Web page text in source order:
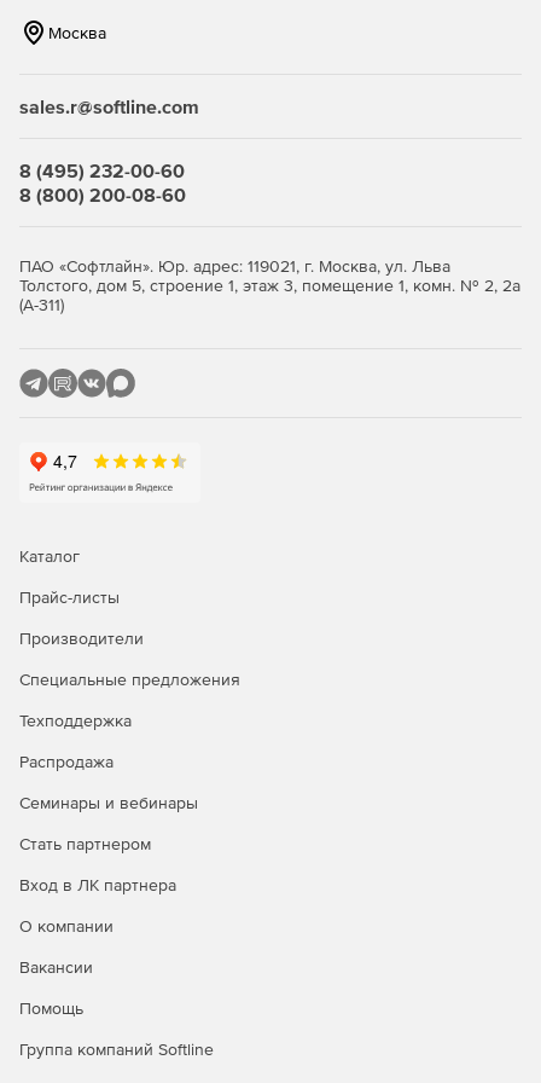
Возможность отправлять текстовые и голосовые
помощи.
веб-сайтам, приложениям, настройкам системы; при
необходимости отключать доступ к функциям печати
Возможность создавать планы уроков, хранить
оценки с комментариями.
Москва
sales.r@softline.com
8 (495) 232-00-60
8 (800) 200-08-60
ПАО «Софтлайн». Юр. адрес: 119021, г. Москва, ул. Льва
Толстого, дом 5, строение 1, этаж 3, помещение 1, комн. № 2, 2а
(А-311)
Каталог
Прайс-листы
Производители
Специальные предложения
Техподдержка
Распродажа
Семинары и вебинары
Стать партнером
Вход в ЛК партнера
О компании
Вакансии
Помощь
Группа компаний Softline